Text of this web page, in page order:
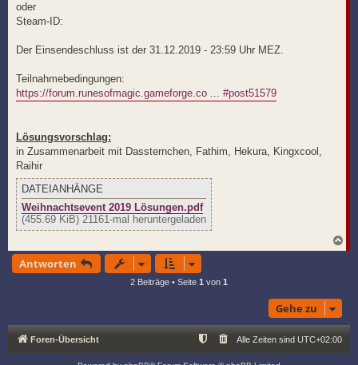
oder
Steam-ID:
Der Einsendeschluss ist der 31.12.2019 - 23:59 Uhr MEZ.
Teilnahmebedingungen:
https://forum.runesofmagic.gameforge.co ... #post51579
Lösungsvorschlag:
in Zusammenarbeit mit Dassternchen, Fathim, Hekura, Kingxcool,
Raihir
DATEIANHÄNGE
Weihnachtsevent 2019 Lösungen.pdf
(455.69 KiB) 21161-mal heruntergeladen
a
Antworten
2 Beiträge • Seite 1 von 1
Gehe zu
Foren-Übersicht Alle Zeiten sind UTC+02:00